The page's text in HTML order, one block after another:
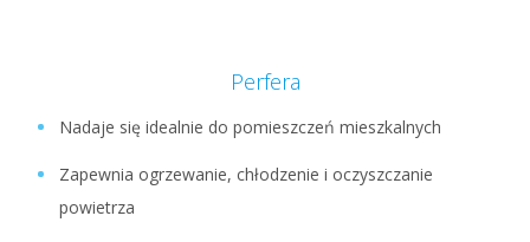
Perfera
Nadaje się idealnie do pomieszczeń mieszkalnych
Zapewnia ogrzewanie, chłodzenie i oczyszczanie
powietrza